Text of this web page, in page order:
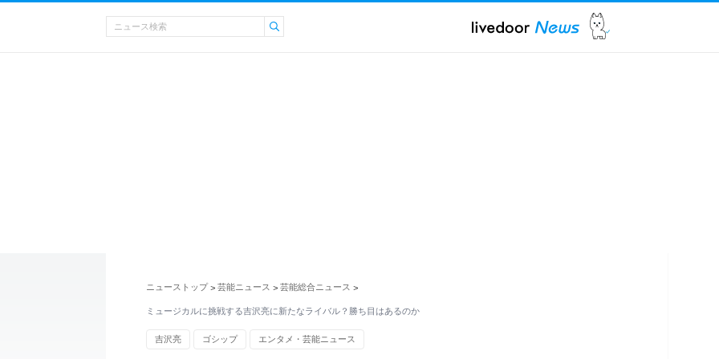
ニューストップ > 芸能ニュース > 芸能総合ニュース >
ミュージカルに挑戦する吉沢亮に新たなライバル？勝ち目はあるのか
吉沢亮 ゴシップ エンタメ・芸能ニュース